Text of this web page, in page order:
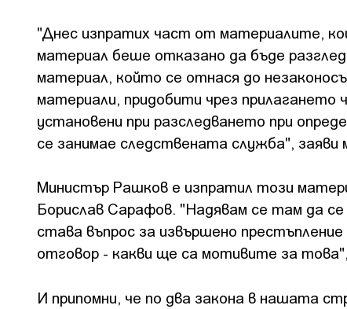
"Днес изпратих част от материалите,
материал беше отказано да бъде
материал, който се отнася до
материали, придобити чрез
установени при разследването при
се занимае следствената служба", заяви
Министър Рашков е изпратил този
Борислав Сарафов. "Надявам се там да се
става въпрос за извършено
отговор - какви ще са мотивите за
И припомни, че по два закона в нашата